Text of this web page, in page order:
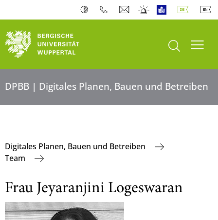
Suche öffnen
DPBB | Digitales Planen, Bauen und Betreiben
Digitales Planen, Bauen und Betreiben
Team
Frau Jeyaranjini Logeswaran